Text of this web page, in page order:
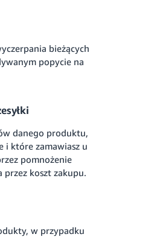
bieżących
popycie na
danego produktu,
i które zamawiasz u
pomnożenie
przez koszt zakupu.
w przypadku